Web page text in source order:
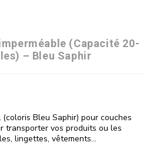
(Capacité 20-
– Bleu Saphir
Bleu Saphir) pour couches
transporter vos produits ou les
lingettes, vêtements…